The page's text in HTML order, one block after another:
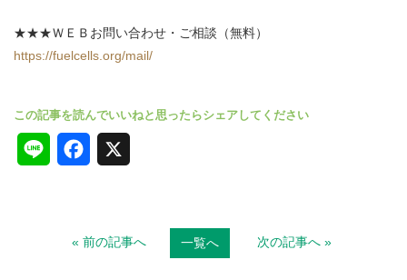
★★★ＷＥＢお問い合わせ・ご相談（無料）
https://fuelcells.org/mail/
e
« 前の記事へ 一覧へ 次の記事へ »